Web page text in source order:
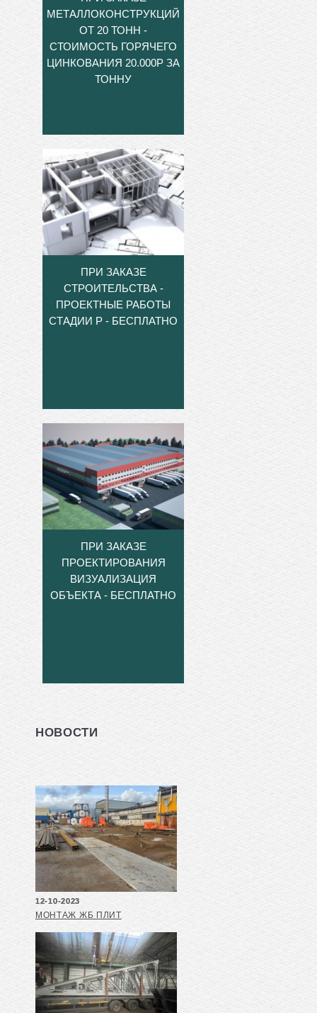
МЕТАЛЛОКОНСТРУКЦИЙ
ОТ 20 ТОНН -
СТОИМОСТЬ ГОРЯЧЕГО
ЦИНКОВАНИЯ 20.000Р ЗА
ТОННУ
ПРИ ЗАКАЗЕ
СТРОИТЕЛЬСТВА -
ПРОЕКТНЫЕ РАБОТЫ
СТАДИИ Р - БЕСПЛАТНО
ПРИ ЗАКАЗЕ
ПРОЕКТИРОВАНИЯ
ВИЗУАЛИЗАЦИЯ
ОБЪЕКТА - БЕСПЛАТНО
НОВОСТИ
12-10-2023
МОНТАЖ ЖБ ПЛИТ